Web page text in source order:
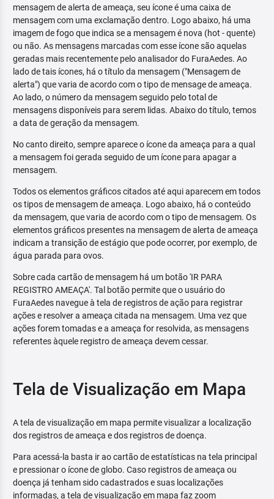
mensagem de alerta de ameaça, seu ícone é uma caixa de
mensagem com uma exclamação dentro. Logo abaixo, há uma
imagem de fogo que indica se a mensagem é nova (hot - quente)
ou não. As mensagens marcadas com esse ícone são aquelas
geradas mais recentemente pelo analisador do FuraAedes. Ao
lado de tais ícones, há o título da mensagem ("Mensagem de
alerta") que varia de acordo com o tipo de mensage de ameaça.
Ao lado, o número da mensagem seguido pelo total de
mensagens disponíveis para serem lidas. Abaixo do título, temos
a data de geração da mensagem.
No canto direito, sempre aparece o ícone da ameaça para a qual
a mensagem foi gerada seguido de um ícone para apagar a
mensagem.
Todos os elementos gráficos citados até aqui aparecem em todos
os tipos de mensagem de ameaça. Logo abaixo, há o conteúdo
da mensagem, que varia de acordo com o tipo de mensagem. Os
elementos gráficos presentes na mensagem de alerta de ameaça
indicam a transição de estágio que pode ocorrer, por exemplo, de
água parada para ovos.
Sobre cada cartão de mensagem há um botão 'IR PARA
REGISTRO AMEAÇA'. Tal botão permite que o usuário do
FuraAedes navegue à tela de registros de ação para registrar
ações e resolver a ameaça citada na mensagem. Uma vez que
ações forem tomadas e a ameaça for resolvida, as mensagens
referentes àquele registro de ameaça devem cessar.
Tela de Visualização em Mapa
A tela de visualização em mapa permite visualizar a localização
dos registros de ameaça e dos registros de doença.
Para acessá-la basta ir ao cartão de estatísticas na tela principal
e pressionar o ícone de globo. Caso registros de ameaça ou
doença já tenham sido cadastrados e suas localizações
informadas, a tela de visualização em mapa faz zoom